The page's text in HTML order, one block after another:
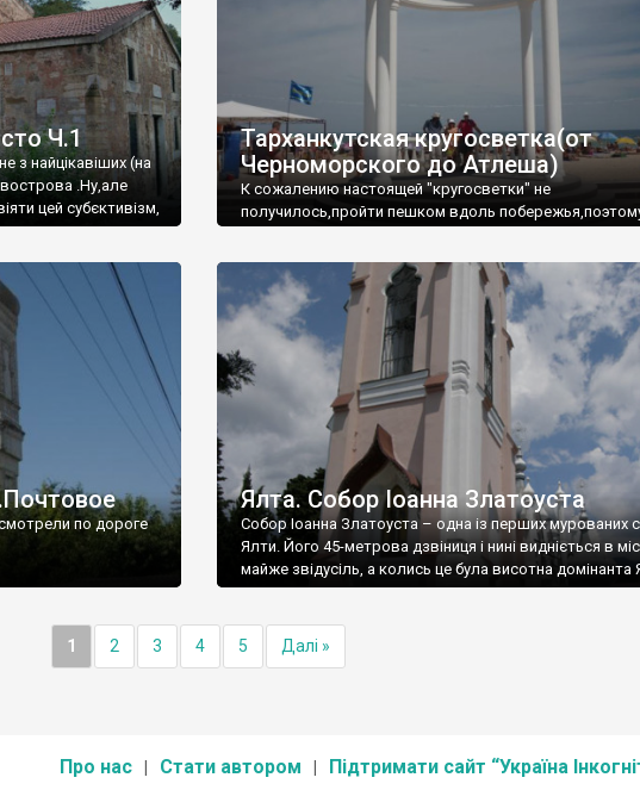
Ч.1
з найцікавіших (на
.Ну,але
цей субєктивізм,
Тарханкутская кругосветка(от
Черноморского до Атлеша)
К сожалению настоящей "кругосветки" не
получилось,пройти пешком вдоль
по дороге
Ялта. Собор Іоанна Златоуста
Собор Іоанна Златоуста – одна із перших мурованих
Ялти. Його 45-метрова дзвіниця і нині видніється в
майже звідусіль, а колись це була висотна домінанта
1 2 3 4 5 Далі »
Про нас Стати автором Підтримати сайт “Україна